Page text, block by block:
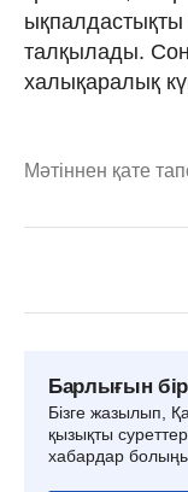
ықпалдастықты
талқылады.
халықаралық
Мәтіннен қате
Барлығын
Бізге жазылып,
қызықты
хабардар